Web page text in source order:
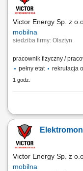
Victor Energy Sp. z
mobilna
siedziba firmy: Olsztyn
pracownik fizyczny /
pełny etat
rekrutacja
1 godz.
Miejsce pracy: projekty
Charakter pracy:
doświadczenia będziesz:
podłączać i oznaczać
wykonywać prace...
Victor Energy Sp. z
mobilna